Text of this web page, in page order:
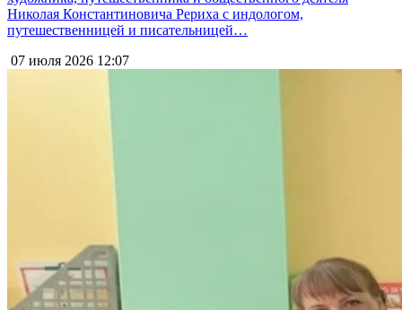
Николая Константиновича Рериха с индологом,
путешественницей и писательницей…
07 июля 2026 12:07